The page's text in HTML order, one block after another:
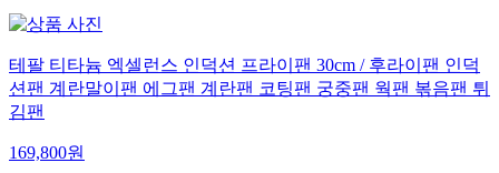
테팔 티타늄 엑셀런스 인덕션 프라이팬 30cm / 후라이팬 인덕
션팬 계란말이팬 에그팬 계란팬 코팅팬 궁중팬 웍팬 볶음팬 튀
김팬
169,800원